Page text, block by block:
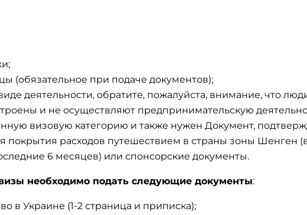
(обязательное при подаче документов);
деятельности, обратите, пожалуйста, внимание, что
и не осуществляют предпринимательскую
визовую категорию и также нужен Документ,
покрытия расходов путешествием в страны зоны Шенген
6 месяцев) или спонсорские документы.
необходимо подать следующие документы:
в Украине (1-2 страница и приписка);